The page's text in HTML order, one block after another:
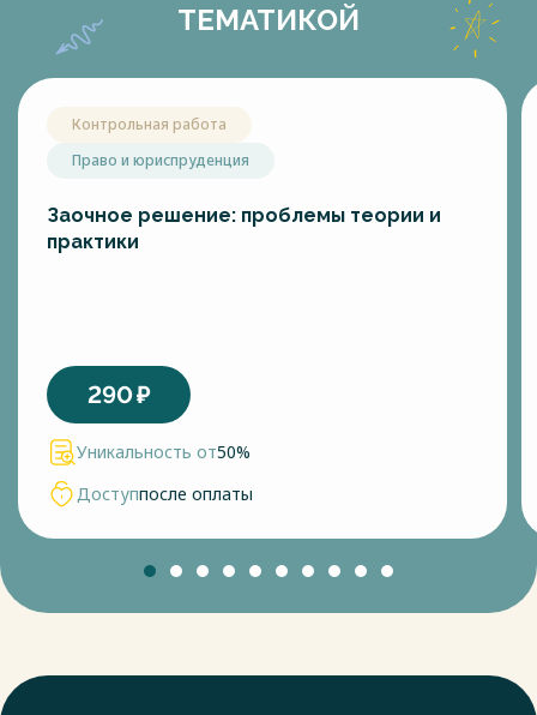
ТЕМАТИКОЙ
Контрольная работа
Право и юриспруденция
Заочное решение: проблемы теории и
практики
290₽
Уникальность от50%
Доступпосле оплаты